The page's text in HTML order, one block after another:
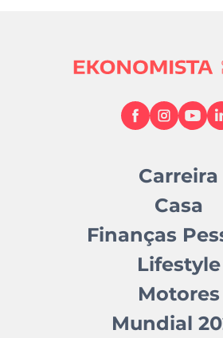
Carreira
Casa
Finanças
Lifestyle
Motores
Mundial